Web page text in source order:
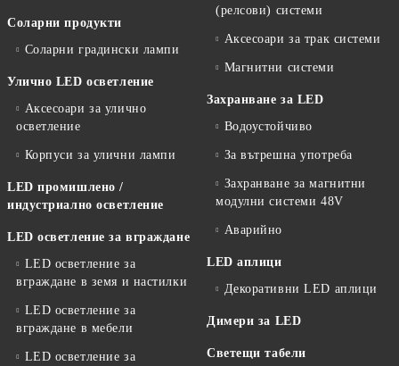
Соларни продукти
Соларни градински лампи
Улично LED осветление
Аксесоари за улично
осветление
Корпуси за улични лампи
LED промишлено /
индустриално осветление
LED осветление за вграждане
LED осветление за
вграждане в земя и настилки
LED осветление за
вграждане в мебели
LED осветление за
(релсови) системи
Аксесоари за трак системи
Магнитни системи
Захранване за LED
Водоустойчиво
За вътрешна употреба
Захранване за магнитни
модулни системи 48V
Аварийно
LED аплици
Декоративни LED аплици
Димери за LED
Светещи табели